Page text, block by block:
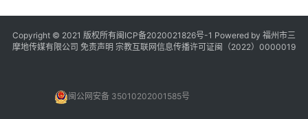
Copyright © 2021 版权所有闽ICP备2020021826号-1 Powered by 福州市三
摩地传媒有限公司 免责声明 宗教互联网信息传播许可证闽（2022）0000019
闽公网安备 35010202001585号